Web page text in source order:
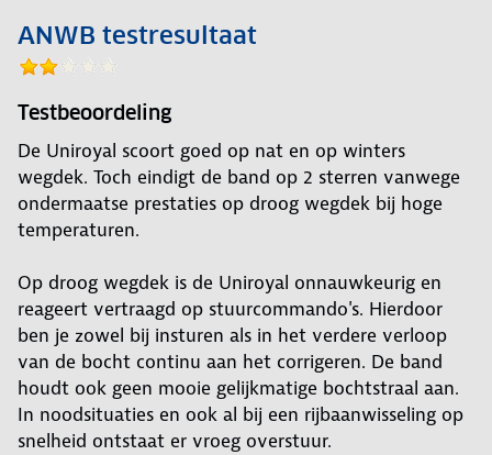
ANWB testresultaat
Testbeoordeling
De Uniroyal scoort goed op nat en op winters
wegdek. Toch eindigt de band op 2 sterren vanwege
ondermaatse prestaties op droog wegdek bij hoge
temperaturen.
Op droog wegdek is de Uniroyal onnauwkeurig en
reageert vertraagd op stuurcommando's. Hierdoor
ben je zowel bij insturen als in het verdere verloop
van de bocht continu aan het corrigeren. De band
houdt ook geen mooie gelijkmatige bochtstraal aan.
In noodsituaties en ook al bij een rijbaanwisseling op
snelheid ontstaat er vroeg overstuur.